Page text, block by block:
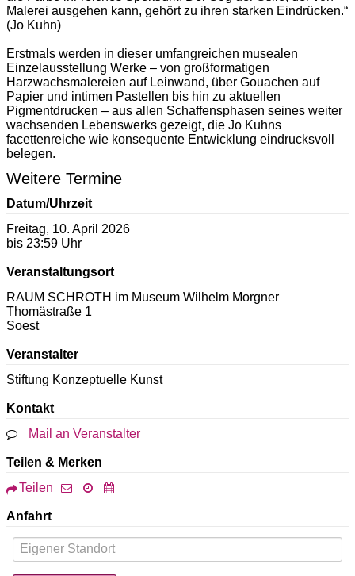
Malerei ausgehen kann, gehört zu ihren starken Eindrücken.“
(Jo Kuhn)
Erstmals werden in dieser umfangreichen musealen
Einzelausstellung Werke – von großformatigen
Harzwachsmalereien auf Leinwand, über Gouachen auf
Papier und intimen Pastellen bis hin zu aktuellen
Pigmentdrucken – aus allen Schaffensphasen seines weiter
wachsenden Lebenswerks gezeigt, die Jo Kuhns
facettenreiche wie konsequente Entwicklung eindrucksvoll
belegen.
Weitere Termine
Datum/Uhrzeit
Freitag, 10. April 2026
bis 23:59 Uhr
Veranstaltungsort
RAUM SCHROTH im Museum Wilhelm Morgner
Thomästraße 1
Soest
Veranstalter
Stiftung Konzeptuelle Kunst
Kontakt
Mail an Veranstalter
Teilen & Merken
Teilen
Anfahrt